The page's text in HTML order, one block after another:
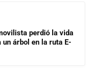
perdió la vida
árbol en la ruta E-